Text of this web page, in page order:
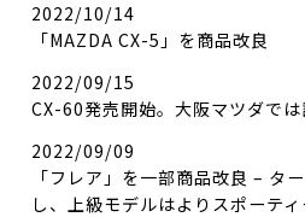
2022/10/14
「MAZDA CX-5」を商品改良
2022/09/15
CX-60発売開始。大阪マツダでは
2022/09/09
「フレア」を一部商品改良 – タ
し、上級モデルはよりスポーテ